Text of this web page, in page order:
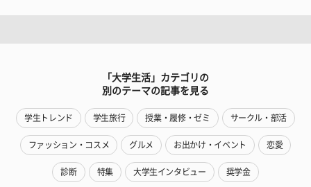
「大学生活」カテゴリの
別のテーマの記事を見る
学生トレンド 学生旅行 授業・履修・ゼミ サークル・部活
ファッション・コスメ グルメ お出かけ・イベント 恋愛
診断 特集 大学生インタビュー 奨学金